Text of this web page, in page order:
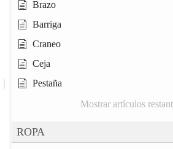
Brazo
Barriga
Craneo
Ceja
Pestaña
Mostrar artículos
ROPA